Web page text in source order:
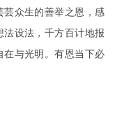
芸众生的善举之恩，感
设法，千方百计地报
在与光明。有恩当下必